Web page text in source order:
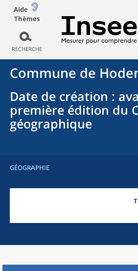
Aide
Thèmes
RECHERCHE
Commune de
Date de création :
première édition du
géographique
GÉOGRAPHIE